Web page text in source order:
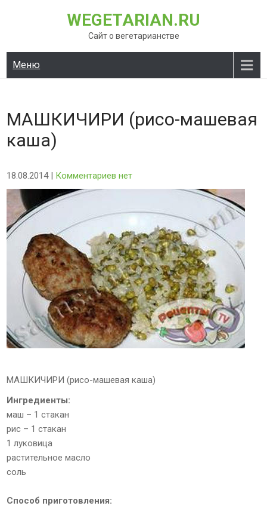
WEGETARIAN.RU
Сайт о вегетарианстве
Меню
МАШКИЧИРИ (рисо-машевая
каша)
18.08.2014 | Комментариев нет
МАШКИЧИРИ (рисо-машевая каша)
Ингредиенты:
маш – 1 стакан
рис – 1 стакан
1 луковица
растительное масло
соль
Способ приготовления: